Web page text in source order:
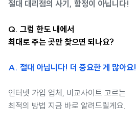
절대 대리점의 사기, 함정이 아닙니다!
Q. 그럼 한도 내에서
최대로 주는 곳만 찾으면 되나요?
A. 절대 아닙니다! 더 중요한 게 많아요!
인터넷 가입 업체, 비교사이트 고르는
최적의 방법 지금 바로 알려드릴게요.